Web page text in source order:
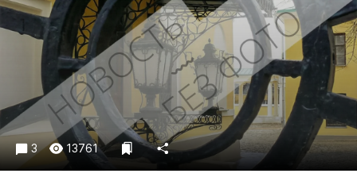
Образование
Общество
Погода
Праздники
Происшествия
Спорт
Экономика и бизнес
3 13761